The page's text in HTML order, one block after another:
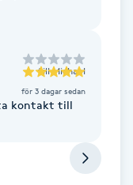
till Michael
för 3 dagar sedan
kontakt till